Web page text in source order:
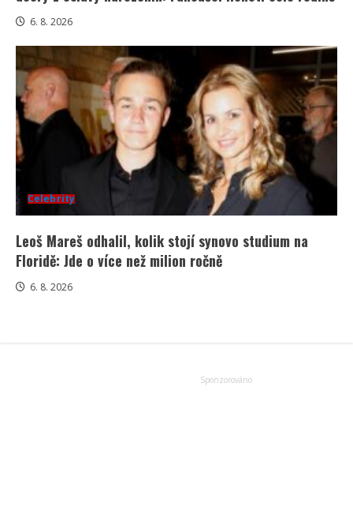
6. 8. 2026
Celebrity
Leoš Mareš odhalil, kolik stojí synovo studium na
Floridě: Jde o více než milion ročně
6. 8. 2026